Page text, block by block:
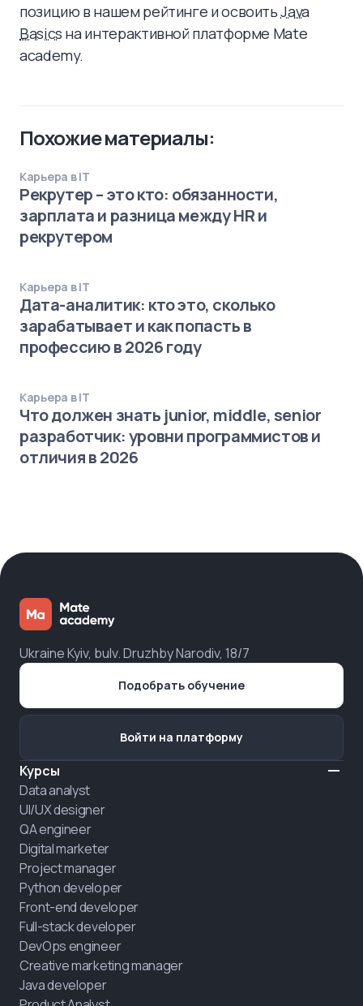
позицию в нашем рейтинге и освоитьJava
Basics на интерактивной платформе Mate
academy.
Похожие материалы:
Карьера в IT
Рекрутер – это кто: обязанности,
зарплата и разница между HR и
рекрутером
Карьера в IT
Дата-аналитик: кто это, сколько
зарабатывает и как попасть в
профессию в 2026 году
Карьера в IT
Что должен знать junior, middle, senior
разработчик: уровни программистов и
отличия в 2026
Ukraine Kyiv, bulv. Druzhby Narodiv, 18/7
Курсы
Data analyst
UI/UX designer
QA engineer
Digital marketer
Project manager
Python developer
Front-end developer
Full-stack developer
DevOps engineer
Creative marketing manager
Java developer
Подобрать обучение
Войти на платформу